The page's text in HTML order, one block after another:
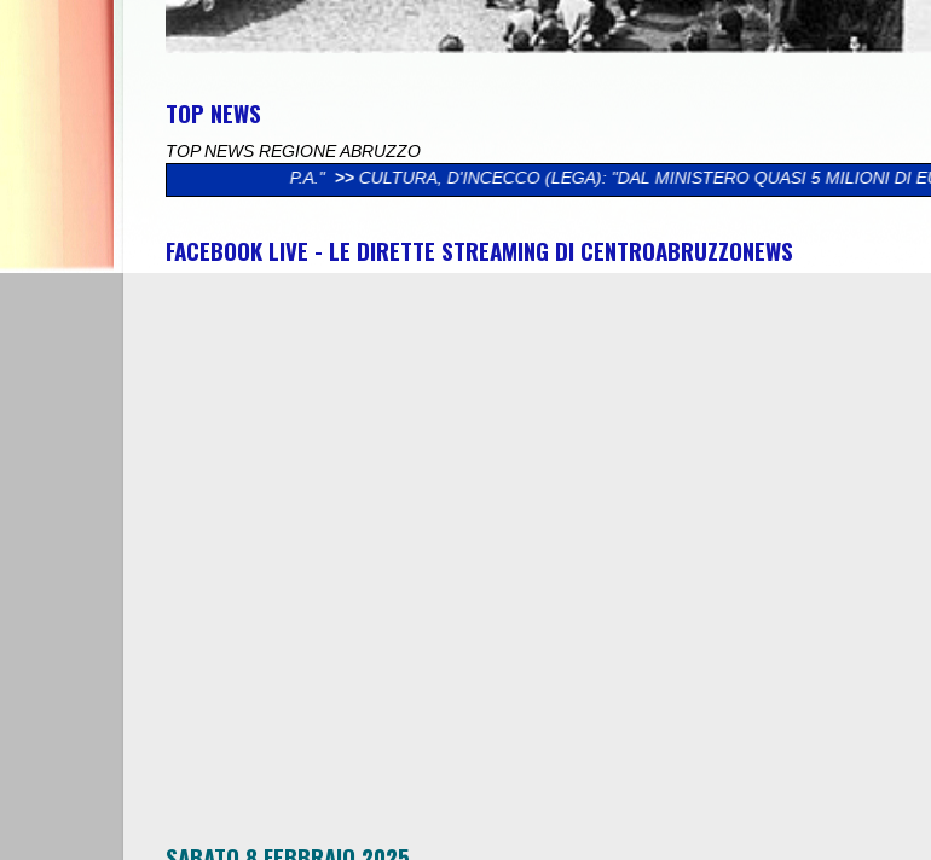
TOP NEWS
TOP NEWS REGIONE ABRUZZO
CULTURA, D'INCECCO (LEGA): "DAL MINISTERO QUASI 5 MILIONI DI EURO PER L'ABRUZZO.
FACEBOOK LIVE - LE DIRETTE STREAMING DI CENTROABRUZZONEWS